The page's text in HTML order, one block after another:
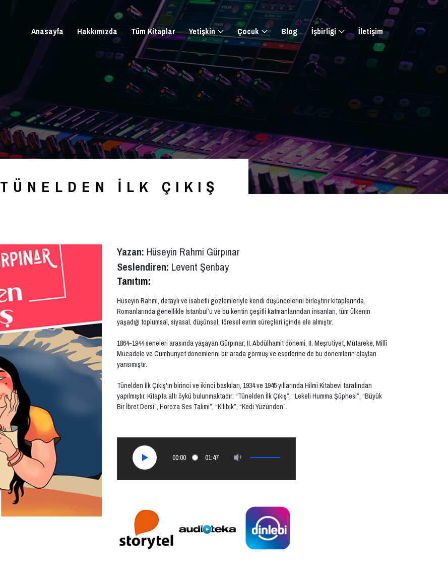
Anasayfa Hakkımızda Tüm Kitaplar Yetişkin Çocuk Blog İşbirliği İletişim
TÜNELDEN İLK ÇIKIŞ
Yazan: Hüseyin Rahmi Gürpınar
Seslendiren: Levent Şenbay
Tanıtım:
Hüseyin Rahmi, detaylı ve isabetli gözlemleriyle kendi düşüncelerini birleştirir kitaplarında.
Romanlarında genellikle İstanbul’u ve bu kentin çeşitli katmanlarından insanları, tüm ülkenin
yaşadığı toplumsal, siyasal, düşünsel, töresel evrim süreçleri içinde ele almıştır.
1864-1944 seneleri arasında yaşayan Gürpınar; II. Abdülhamit dönemi, II. Meşrutiyet, Mütareke, Millî
Mücadele ve Cumhuriyet dönemlerini bir arada görmüş ve eserlerine de bu dönemlerin olayları
yansımıştır.
Tünelden İlk Çıkış'ın birinci ve ikinci baskıları, 1934 ve 1945 yıllarında Hilmi Kitabevi tarafından
yapılmıştır. Kitapta altı öykü bulunmaktadır: “Tünelden İlk Çıkış”, “Lekeli Humma Şüphesi”, “Büyük
Bir İbret Dersi”, Horoza Ses Talimi”, “Kılıbık”, “Kedi Yüzünden”.
00:00 01:47